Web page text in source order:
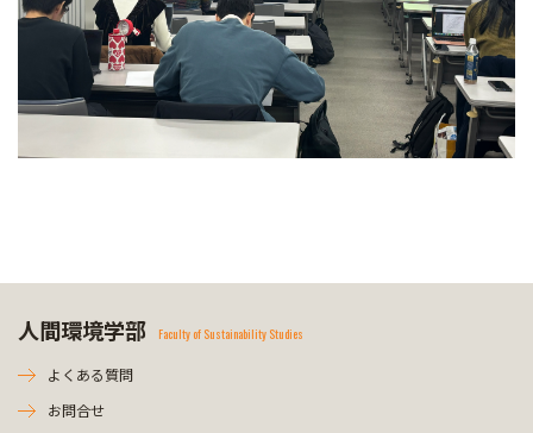
人間環境学部 Faculty of Sustainability Studies
よくある質問
お問合せ